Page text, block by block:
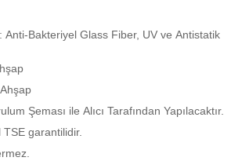
Anti-Bakteriyel Glass Fiber, UV ve Antistatik
Şeması ile Alıcı Tarafından Yapılacaktır.
TSE garantilidir.